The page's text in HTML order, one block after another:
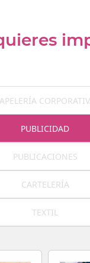
PUBLICIDAD
PUBLICACIONES
CARTELERÍA
TEXTIL